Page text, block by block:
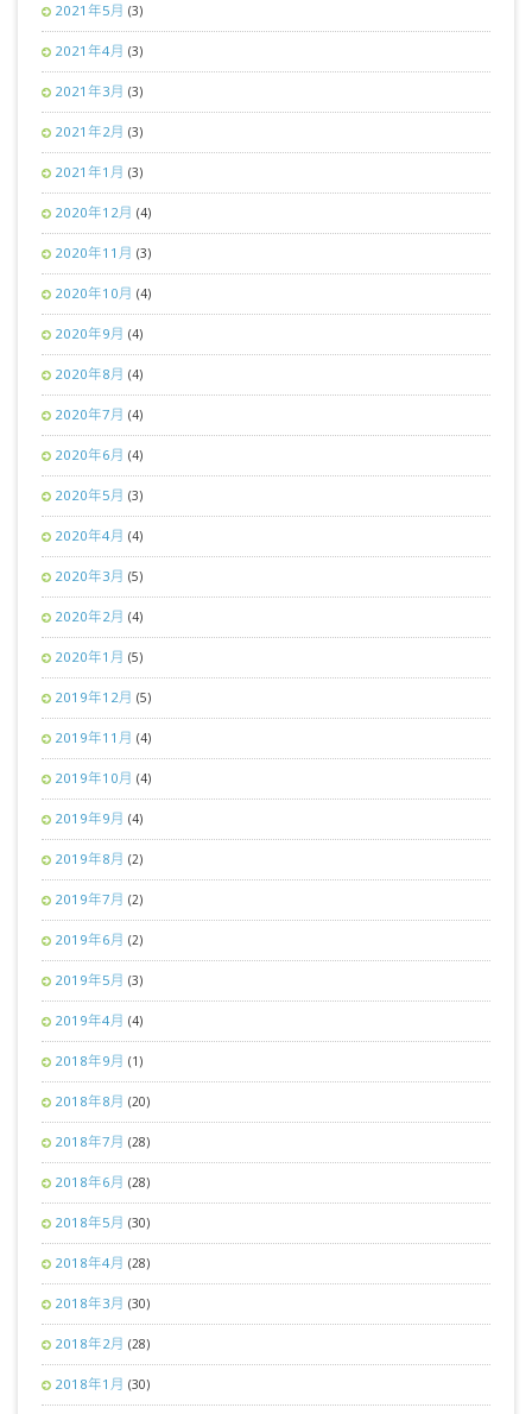
2021年5月 (3)
2021年4月 (3)
2021年3月 (3)
2021年2月 (3)
2021年1月 (3)
2020年12月 (4)
2020年11月 (3)
2020年10月 (4)
2020年9月 (4)
2020年8月 (4)
2020年7月 (4)
2020年6月 (4)
2020年5月 (3)
2020年4月 (4)
2020年3月 (5)
2020年2月 (4)
2020年1月 (5)
2019年12月 (5)
2019年11月 (4)
2019年10月 (4)
2019年9月 (4)
2019年8月 (2)
2019年7月 (2)
2019年6月 (2)
2019年5月 (3)
2019年4月 (4)
2018年9月 (1)
2018年8月 (20)
2018年7月 (28)
2018年6月 (28)
2018年5月 (30)
2018年4月 (28)
2018年3月 (30)
2018年2月 (28)
2018年1月 (30)